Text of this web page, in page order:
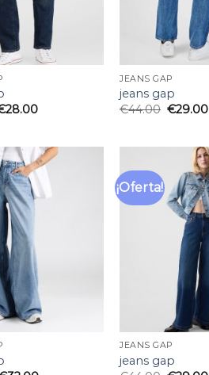
28.00
JEANS GAP
jeans gap
€44.00 €29.00
¡Oferta!
JEANS GAP
jeans gap